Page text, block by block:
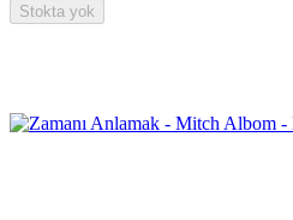
Stokta yok